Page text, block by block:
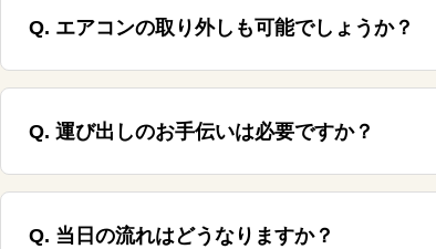
Q. エアコンの取り外しも可能でしょうか？
Q. 運び出しのお手伝いは必要ですか？
Q. 当日の流れはどうなりますか？